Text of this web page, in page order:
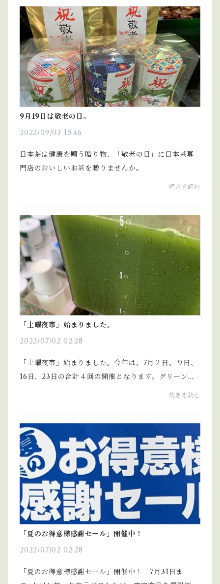
9月19日は敬老の日。
2022/09/03 15:46
日本茶は健康を願う贈り物、「敬老の日」に日本茶専
門店のおいしいお茶を贈りませんか。
続きを読む
「土曜夜市」始まりました。
2022/07/02 02:28
「土曜夜市」始まりました。今年は、7月２日、９日、
16日、23日の合計４回の開催となります。グリーンテ
ィ、抹茶ソフトを用意してお待ちしております。
続きを読む
「夏のお得意様感謝セール」開催中！
2022/07/02 02:28
「夏のお得意様感謝セール」開催中！ 7月31日ま